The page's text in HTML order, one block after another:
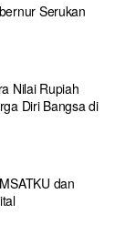
Serukan
Nilai Rupiah
Diri Bangsa di
dan